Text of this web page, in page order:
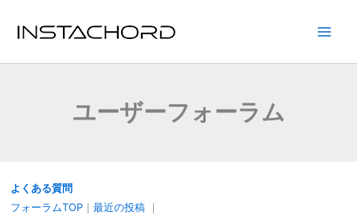
ユーザーフォーラム
よくある質問
フォーラムTOP ｜ 最近の投稿 ｜